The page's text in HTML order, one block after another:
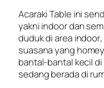
Acaraki Table ini
yakniindoordan
duduk di area indoor
suasana yang homey
bantal-bantal kecil
sedang berada di